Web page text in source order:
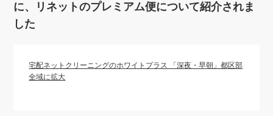
に、リネットのプレミアム便について紹介されま
した
宅配ネットクリーニングのホワイトプラス 「深夜・早朝」都区部
全域に拡大